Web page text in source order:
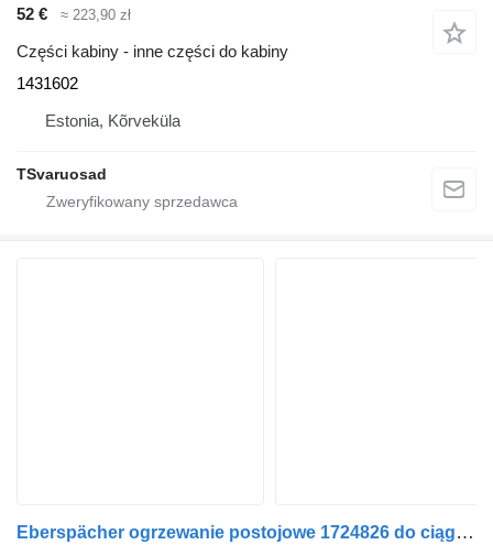
52 € ≈ 223,90 zł
Części kabiny - inne części do kabiny
1431602
Estonia, Kõrveküla
TSvaruosad
Eberspächer ogrzewanie postojowe 1724826 do ciągnika siodłowego Scania P380